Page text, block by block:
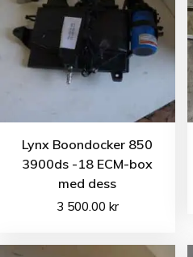
Lynx Boondocker 850
3900ds -18 ECM-box
med dess
3 500.00 kr